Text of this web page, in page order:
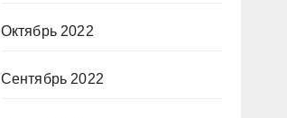
Октябрь 2022
Сентябрь 2022